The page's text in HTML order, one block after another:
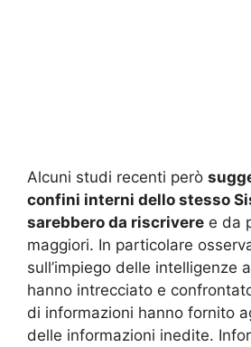
Alcuni studi recenti però
confini interni dello stesso
sarebbero da riscrivere e da
maggiori. In particolare
sull’impiego delle intelligenze
hanno intrecciato e
di informazioni hanno fornito
delle informazioni inedite.